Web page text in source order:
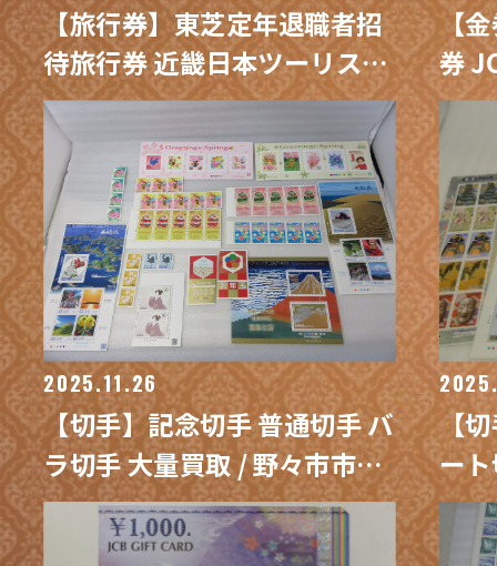
【旅行券】東芝定年退職者招
待旅行券 近畿日本ツーリスト
(署名欄有) 金券 / 野々市市御
経塚 買取専門 金沢買取プラザ
【
券
ク
御
ザ
2025.11.26
【切手】記念切手 普通切手 バ
ラ切手 大量買取 / 野々市市御
経塚 買取専門 金沢買取プラザ
【
ー
野
買